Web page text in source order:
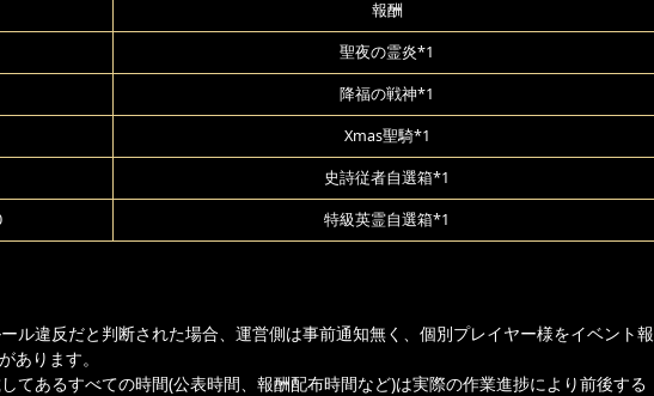
報酬
聖夜の霊炎*1
降福の戦神*1
Xmas聖騎*1
史詩従者自選箱*1
特級英霊自選箱*1
ル違反だと判断された場合、運営側は事前通知無く、個別プレイヤー様をイベント報
あります。
てあるすべての時間(公表時間、報酬配布時間など)は実際の作業進捗により前後する